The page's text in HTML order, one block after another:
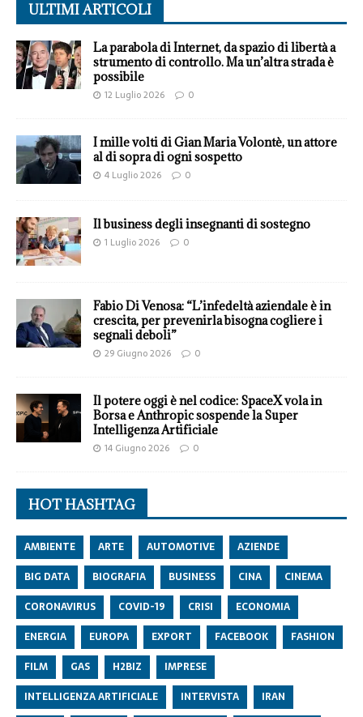
ULTIMI ARTICOLI
La parabola di Internet, da spazio di libertà a
strumento di controllo. Ma un’altra strada è
possibile
12 Luglio 2026 0
I mille volti di Gian Maria Volontè, un attore
al di sopra di ogni sospetto
4 Luglio 2026 0
Il business degli insegnanti di sostegno
1 Luglio 2026 0
Fabio Di Venosa: “L’infedeltà aziendale è in
crescita, per prevenirla bisogna cogliere i
segnali deboli”
29 Giugno 2026 0
Il potere oggi è nel codice: SpaceX vola in
Borsa e Anthropic sospende la Super
Intelligenza Artificiale
14 Giugno 2026 0
HOT HASHTAG
AMBIENTE ARTE AUTOMOTIVE
AZIENDE
BIG DATA
BIOGRAFIA BUSINESS CINA
CINEMA
CORONAVIRUS
COVID-19 CRISI
ECONOMIA
ENERGIA
EUROPA EXPORT FACEBOOK
FASHION
FILM
GAS H2BIZ
IMPRESE
INTELLIGENZA ARTIFICIALE
INTERVISTA IRAN